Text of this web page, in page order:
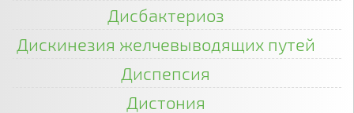
Дисбактериоз
Дискинезия желчевыводящих путей
Диспепсия
Дистония